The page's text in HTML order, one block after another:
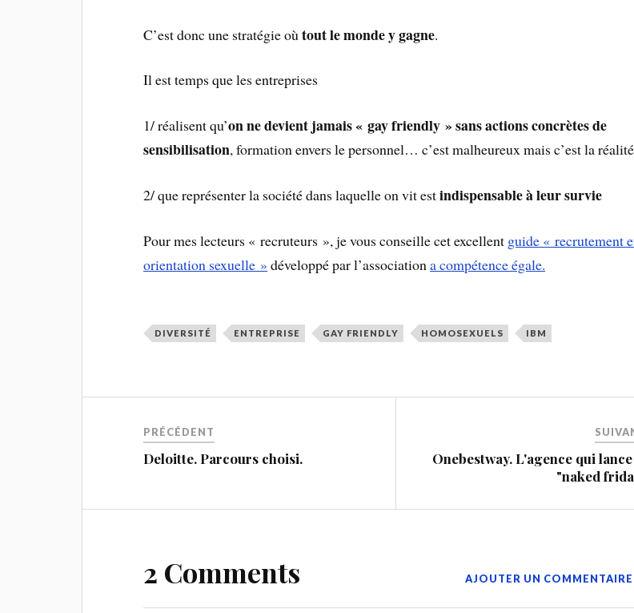
C’est donc une stratégie oùtout le monde y gagne.
Il est temps que les entreprises
1/ réalisent qu’on ne devient jamais « gay friendly » sans actions concrètes de
sensibilisation, formation envers le personnel… c’est malheureux mais c’est la réalité
2/ que représenter la société dans laquelle on vit estindispensable à leur survie
Pour mes lecteurs « recruteurs », je vous conseille cet excellent guide « recrutement
orientation sexuelle » développé par l’associationa compétence égale.
DIVERSITÉ ENTREPRISE GAY FRIENDLY HOMOSEXUELS IBM
PRÉCÉDENT
Deloitte. Parcours choisi.
Onebestway. L'agence qui
"naked
2 Comments AJOUTER UN